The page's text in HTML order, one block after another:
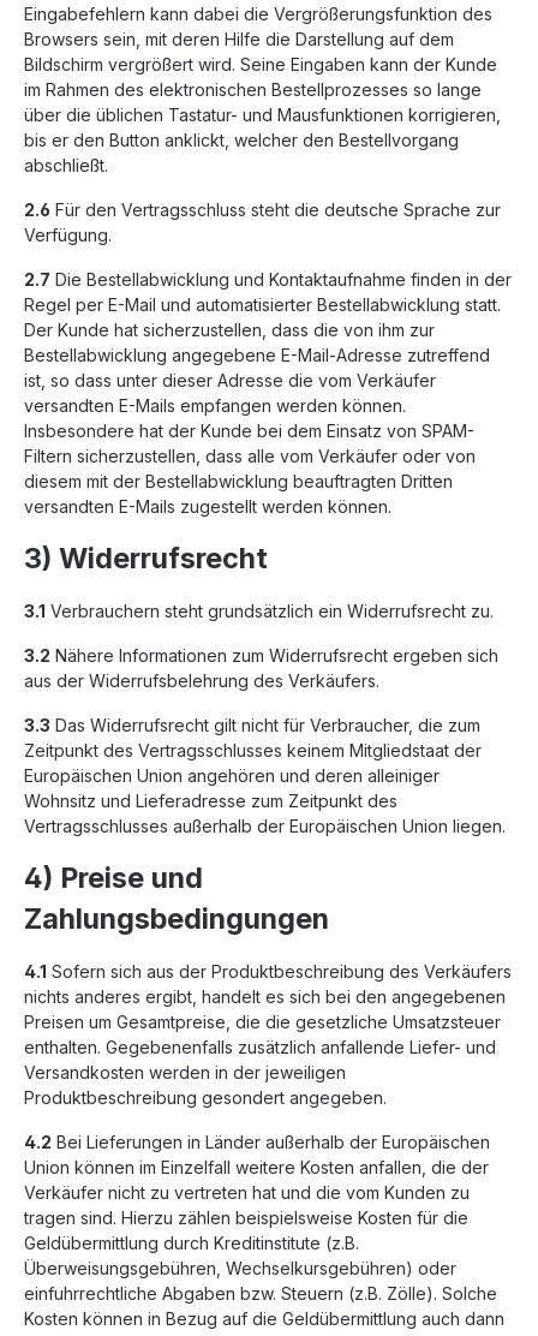
Eingabefehlern kann dabei die Vergrößerungsfunktion des
Browsers sein, mit deren Hilfe die Darstellung auf dem
Bildschirm vergrößert wird. Seine Eingaben kann der Kunde
im Rahmen des elektronischen Bestellprozesses so lange
über die üblichen Tastatur- und Mausfunktionen korrigieren,
bis er den Button anklickt, welcher den Bestellvorgang
abschließt.
2.6 Für den Vertragsschluss steht die deutsche Sprache zur
Verfügung.
2.7 Die Bestellabwicklung und Kontaktaufnahme finden in der
Regel per E-Mail und automatisierter Bestellabwicklung statt.
Der Kunde hat sicherzustellen, dass die von ihm zur
Bestellabwicklung angegebene E-Mail-Adresse zutreffend
ist, so dass unter dieser Adresse die vom Verkäufer
versandten E-Mails empfangen werden können.
Insbesondere hat der Kunde bei dem Einsatz von SPAM-
Filtern sicherzustellen, dass alle vom Verkäufer oder von
diesem mit der Bestellabwicklung beauftragten Dritten
versandten E-Mails zugestellt werden können.
3) Widerrufsrecht
3.1 Verbrauchern steht grundsätzlich ein Widerrufsrecht zu.
3.2 Nähere Informationen zum Widerrufsrecht ergeben sich
aus der Widerrufsbelehrung des Verkäufers.
3.3 Das Widerrufsrecht gilt nicht für Verbraucher, die zum
Zeitpunkt des Vertragsschlusses keinem Mitgliedstaat der
Europäischen Union angehören und deren alleiniger
Wohnsitz und Lieferadresse zum Zeitpunkt des
Vertragsschlusses außerhalb der Europäischen Union liegen.
4) Preise und
Zahlungsbedingungen
4.1 Sofern sich aus der Produktbeschreibung des Verkäufers
nichts anderes ergibt, handelt es sich bei den angegebenen
Preisen um Gesamtpreise, die die gesetzliche Umsatzsteuer
enthalten. Gegebenenfalls zusätzlich anfallende Liefer- und
Versandkosten werden in der jeweiligen
Produktbeschreibung gesondert angegeben.
4.2 Bei Lieferungen in Länder außerhalb der Europäischen
Union können im Einzelfall weitere Kosten anfallen, die der
Verkäufer nicht zu vertreten hat und die vom Kunden zu
tragen sind. Hierzu zählen beispielsweise Kosten für die
Geldübermittlung durch Kreditinstitute (z.B.
Überweisungsgebühren, Wechselkursgebühren) oder
einfuhrrechtliche Abgaben bzw. Steuern (z.B. Zölle). Solche
Kosten können in Bezug auf die Geldübermittlung auch dann